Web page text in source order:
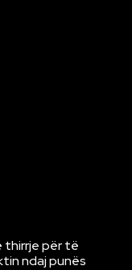
thirrje për të
ndaj punës